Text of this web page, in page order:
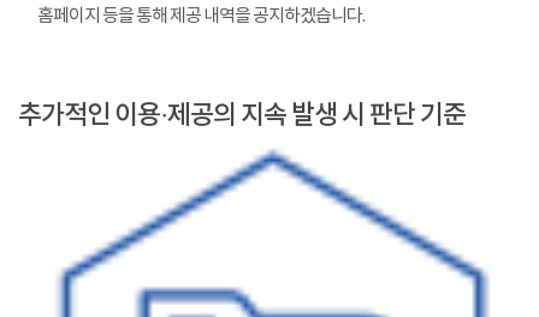
홈페이지 등을 통해 제공 내역을 공지하겠습니다.
추가적인 이용·제공의 지속 발생 시 판단 기준